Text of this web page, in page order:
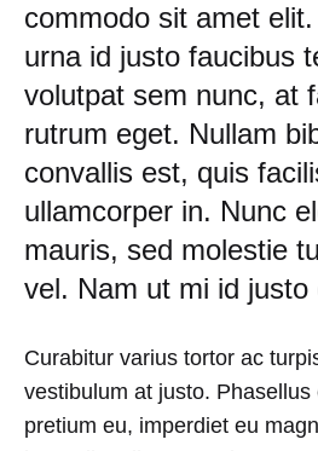
commodo sit amet
urna id justo faucibus
volutpat sem nunc, at
rutrum eget. Nullam
convallis est, quis
ullamcorper in. Nunc
mauris, sed molestie
vel. Nam ut mi id justo
Curabitur varius tortor ac
vestibulum at justo.
pretium eu, imperdiet eu